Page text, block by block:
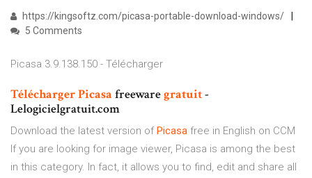
https://kingsoftz.com/picasa-portable-download-windows/
5 Comments
Picasa 3.9.138.150 - Télécharger
TéléchargerPicasa freewaregratuit-
Lelogicielgratuit.com
Download the latest version of Picasa free in English on CCM
If you are looking for image viewer, Picasa is among the best
in this category. In fact, it allows you to find, edit and share all